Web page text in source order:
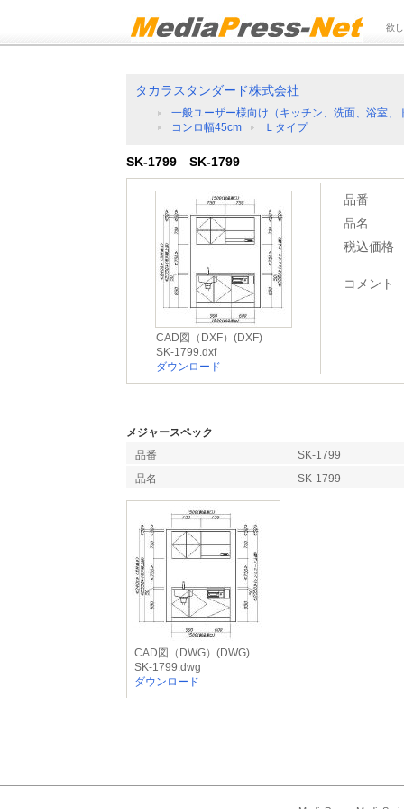
欲
タカラスタンダード株式会社
一般ユーザー様向け（キッチン、洗面、浴室、
コンロ幅45cm
Ｌタイプ
SK-1799 SK-1799
CAD図（DXF）(DXF)
SK-1799.dxf
ダウンロード
品番
品名
税込価格
コメント
メジャースペック
品番
SK-1799
品名
SK-1799
CAD図（DWG）(DWG)
SK-1799.dwg
ダウンロード